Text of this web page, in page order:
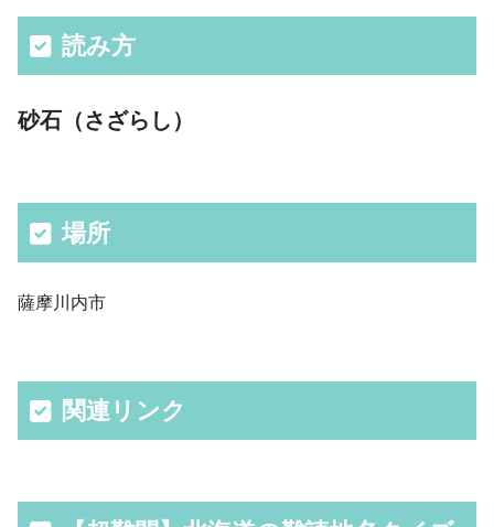
読み方
砂石（さざらし）
場所
薩摩川内市
関連リンク